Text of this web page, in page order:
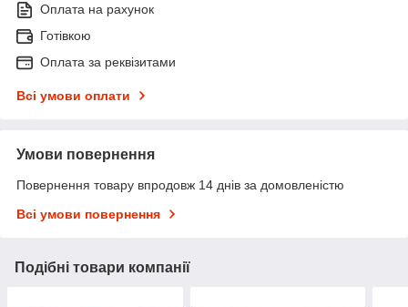
Оплата на рахунок
Готівкою
Оплата за реквізитами
Всі умови оплати
Умови повернення
Повернення товару впродовж 14 днів за домовленістю
Всі умови повернення
Подібні товари компанії